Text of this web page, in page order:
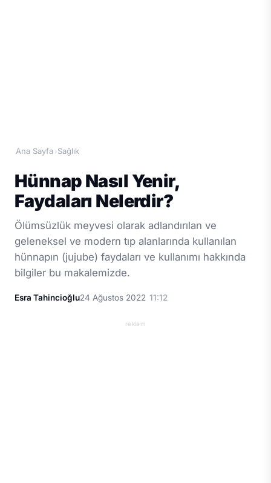
Ana Sayfa ›Sağlık
Hünnap Nasıl Yenir,
Faydaları Nelerdir?
Ölümsüzlük meyvesi olarak adlandırılan ve
geleneksel ve modern tıp alanlarında kullanılan
hünnapın (jujube) faydaları ve kullanımı hakkında
bilgiler bu makalemizde.
Esra Tahincioğlu24 Ağustos 2022 11:12
reklam